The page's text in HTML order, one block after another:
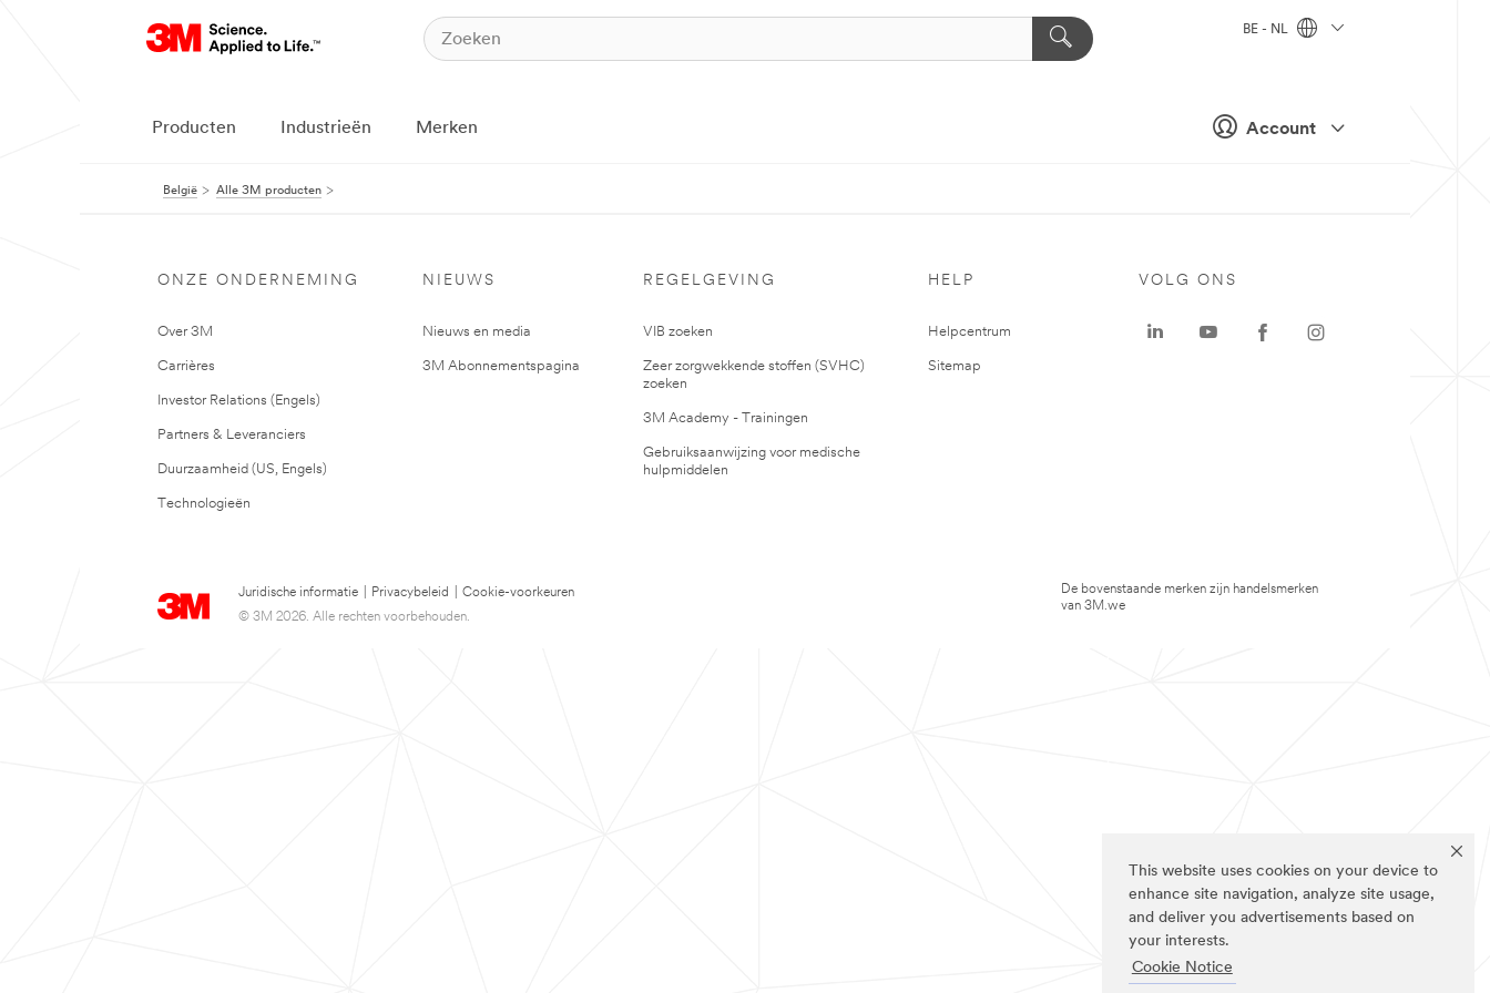
This website uses cookies on your device to
enhance site navigation, analyze site usage,
and deliver you advertisements based on
your interests.
Cookie Notice
Account
BE - NL
Producten Industrieën Merken
België Alle 3M producten
ONZE ONDERNEMING
Over 3M
Carrières
Investor Relations (Engels)
Partners & Leveranciers
Duurzaamheid (US, Engels)
Technologieën
NIEUWS
Nieuws en media
3M Abonnementspagina
REGELGEVING
VIB zoeken
Zeer zorgwekkende stoffen (SVHC)
zoeken
3M Academy - Trainingen
Gebruiksaanwijzing voor medische
hulpmiddelen
HELP
Helpcentrum
Sitemap
Juridische informatie Privacybeleid
Cookie-voorkeuren
© 3M 2026. Alle rechten voorbehouden.
VOLG ONS
De bovenstaande merken zijn handelsmerken
van 3M.we